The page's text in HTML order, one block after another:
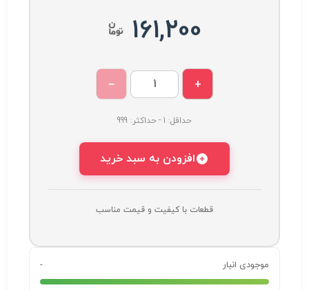
161,200
+
−
حداقل: 1 - حداکثر: 999
افزودن به سبد خرید
قطعات با کیفیت و قیمت مناسب
موجودی انبار -